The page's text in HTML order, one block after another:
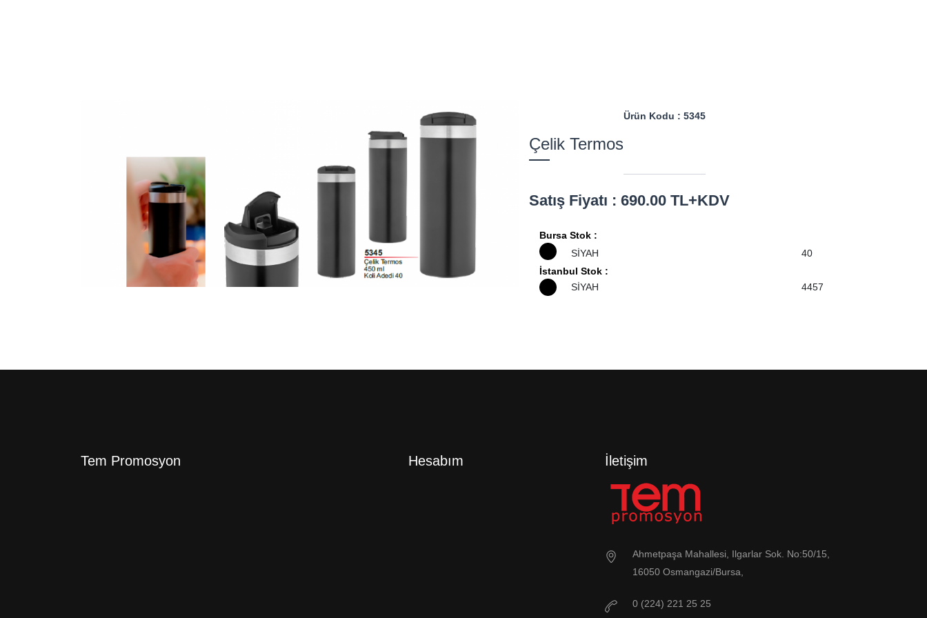
Çelik Termos
Ürün Kodu : 5345
Satış Fiyatı : 690.00 TL+KDV
Bursa Stok :
SİYAH
40
İstanbul Stok :
SİYAH
4457
Tem Promosyon Hesabım İletişim
Ahmetpaşa Mahallesi, Ilgarlar Sok. No:50/15,
16050 Osmangazi/Bursa,
0 (224) 221 25 25